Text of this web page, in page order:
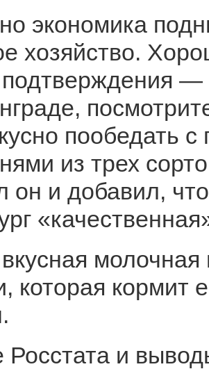
экономика
хозяйство.
пообедать
из трех
он и добавил,
которая кормит
и